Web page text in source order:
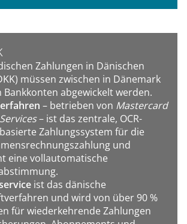
Zahlungen in Dänischen
müssen zwischen in Dänemark
abgewickelt werden.
– betrieben von Mastercard
– ist das zentrale, OCR-
Zahlungssystem für die
und
eine vollautomatische
ist das dänische
und wird von über 90 %
für wiederkehrende Zahlungen